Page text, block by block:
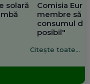
solară
Comisia
membre să
consumul de
posibil"
Citește toate...